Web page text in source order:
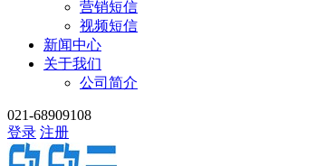
营销短信
视频短信
新闻中心
关于我们
公司简介
021-68909108
登录 注册